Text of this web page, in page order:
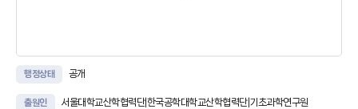
행정상태 공개
출원인 서울대학교산학협력단|한국공학대학교산학협력단|기초과학연구원